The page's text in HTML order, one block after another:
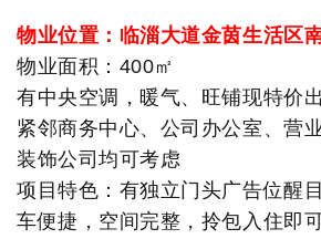
物业位置：临淄大道金茵生活区
物业面积：400㎡
有中央空调，暖气、旺铺现特价
紧邻商务中心、公司办公室、营
装饰公司均可考虑
项目特色：有独立门头广告位醒
车便捷，空间完整，拎包入住即